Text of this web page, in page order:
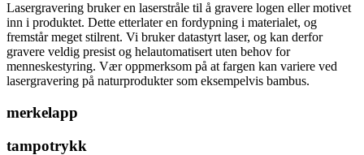
Lasergravering bruker en laserstråle til å gravere logen eller motivet
inn i produktet. Dette etterlater en fordypning i materialet, og
fremstår meget stilrent. Vi bruker datastyrt laser, og kan derfor
gravere veldig presist og helautomatisert uten behov for
menneskestyring. Vær oppmerksom på at fargen kan variere ved
lasergravering på naturprodukter som eksempelvis bambus.
merkelapp
tampotrykk